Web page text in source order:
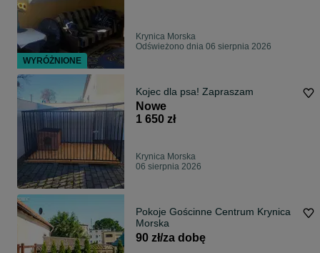
Krynica Morska
Odświeżono dnia 06 sierpnia 2026
Kojec dla psa! Zapraszam
Nowe
1 650 zł
Krynica Morska
06 sierpnia 2026
Pokoje Gościnne Centrum Krynica
Morska
90 zł/za dobę
WYRÓŻNIONE